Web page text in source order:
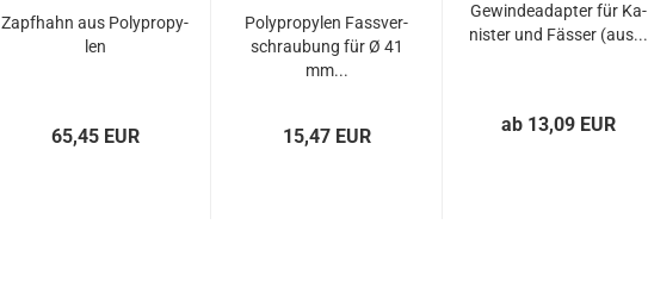
Zapf­hahn aus Po­ly­pro­py­
len
65,45 EUR
Po­ly­pro­py­len Fass­ver­
schrau­bung für Ø 41
mm...
15,47 EUR
Ge­win­de­ad­ap­ter für Ka­
nis­ter und Fäs­ser (aus...
ab 13,09 EUR